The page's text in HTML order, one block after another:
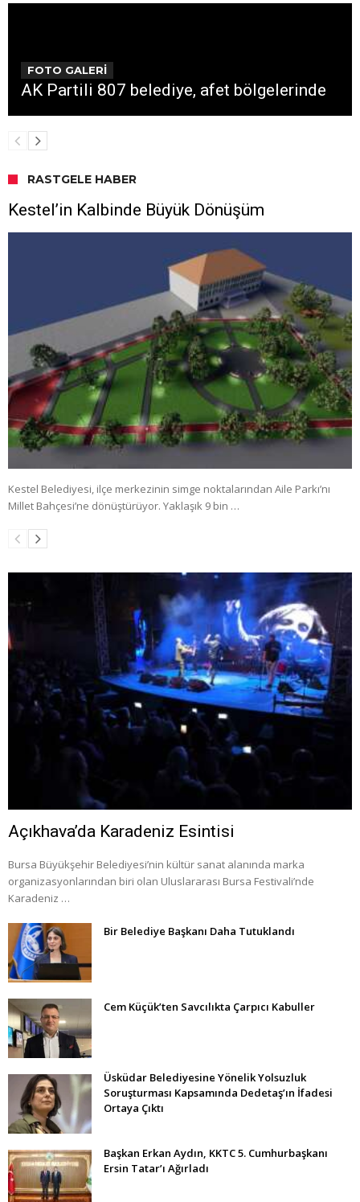
FOTO GALERİ
AK Partili 807 belediye, afet bölgelerinde
RASTGELE HABER
Kestel’in Kalbinde Büyük Dönüşüm
Kestel Belediyesi, ilçe merkezinin simge noktalarından Aile Parkı’nı
Millet Bahçesi’ne dönüştürüyor. Yaklaşık 9 bin …
Açıkhava’da Karadeniz Esintisi
Bursa Büyükşehir Belediyesi’nin kültür sanat alanında marka
organizasyonlarından biri olan Uluslararası Bursa Festivali’nde
Karadeniz …
Bir Belediye Başkanı Daha Tutuklandı
Cem Küçük’ten Savcılıkta Çarpıcı Kabuller
Üsküdar Belediyesine Yönelik Yolsuzluk
Soruşturması Kapsamında Dedetaş’ın İfadesi
Ortaya Çıktı
Başkan Erkan Aydın, KKTC 5. Cumhurbaşkanı
Ersin Tatar’ı Ağırladı